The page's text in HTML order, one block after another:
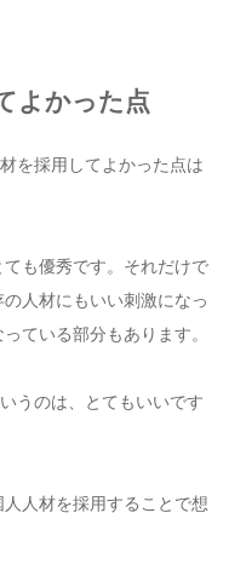
よかった点
を採用してよかった点は
も優秀です。それだけで
人材にもいい刺激になっ
ている部分もあります。
うのは、とてもいいです
人材を採用することで想